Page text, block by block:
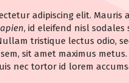
adipiscing elit. Mauris
, id eleifend nisl sodales
tristique lectus odio,
sit amet maximus
nec tortor id lorem